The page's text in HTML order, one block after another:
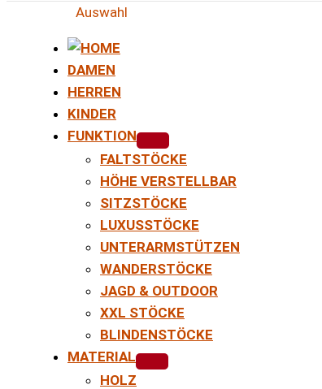
Auswahl
DAMEN
HERREN
KINDER
FUNKTION
FALTSTÖCKE
HÖHE VERSTELLBAR
SITZSTÖCKE
LUXUSSTÖCKE
UNTERARMSTÜTZEN
WANDERSTÖCKE
JAGD & OUTDOOR
XXL STÖCKE
BLINDENSTÖCKE
MATERIAL
HOLZ